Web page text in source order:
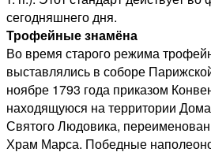
сегодняшнего дня.
Трофейные знамёна
Во время старого режима
выставлялись в соборе
ноябре 1793 года приказом
находящуюся на территории
Святого Людовика,
Храм Марса. Победные